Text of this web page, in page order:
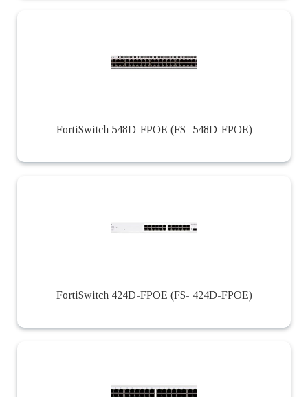
FortiSwitch 548D-FPOE (FS- 548D-FPOE)
FortiSwitch 424D-FPOE (FS- 424D-FPOE)